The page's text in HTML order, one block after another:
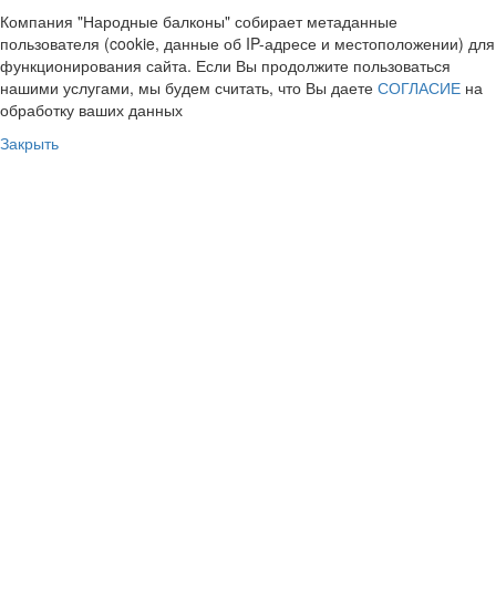
Компания "Народные балконы" собирает метаданные
пользователя (cookie, данные об IP-адресе и местоположении) для
функционирования сайта. Если Вы продолжите пользоваться
нашими услугами, мы будем считать, что Вы даете СОГЛАСИЕ на
обработку ваших данных
Закрыть